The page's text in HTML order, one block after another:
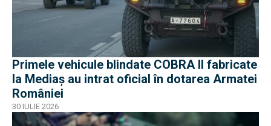
Primele vehicule blindate COBRA II fabricate
la Mediaș au intrat oficial în dotarea Armatei
României
30 IULIE 2026